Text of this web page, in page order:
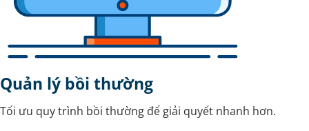
Quản lý bồi thường
Tối ưu quy trình bồi thường để giải quyết nhanh hơn.